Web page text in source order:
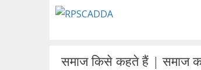
समाज किसे कहते हैं | समाज